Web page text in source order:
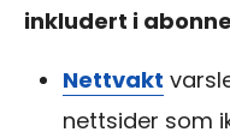
inkludert i
Nettvakt
nettsider som